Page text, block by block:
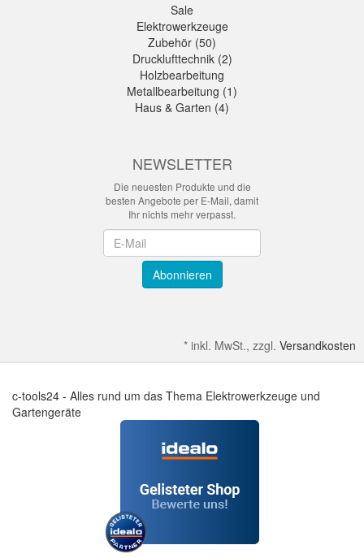
Sale
Elektrowerkzeuge
Zubehör (50)
Drucklufttechnik (2)
Holzbearbeitung
Metallbearbeitung (1)
Haus & Garten (4)
NEWSLETTER
Die neuesten Produkte und die
besten Angebote per E-Mail, damit
Ihr nichts mehr verpasst.
Abonnieren
* inkl. MwSt., zzgl. Versandkosten
c-tools24 - Alles rund um das Thema Elektrowerkzeuge und
Gartengeräte